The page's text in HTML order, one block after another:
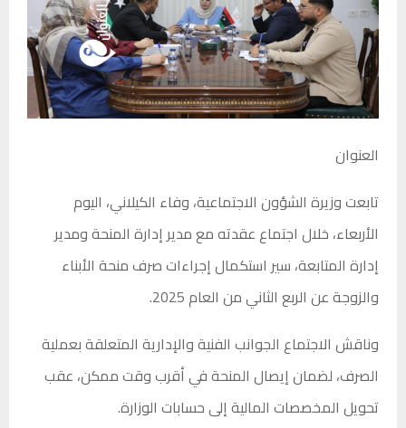
العنوان
تابعت وزيرة الشؤون الاجتماعية، وفاء الكيلاني، اليوم
الأربعاء، خلال اجتماع عقدته مع مدير إدارة المنحة ومدير
إدارة المتابعة، سير استكمال إجراءات صرف منحة الأبناء
والزوجة عن الربع الثاني من العام 2025.
وناقش الاجتماع الجوانب الفنية والإدارية المتعلقة بعملية
الصرف، لضمان إيصال المنحة في أقرب وقت ممكن، عقب
تحويل المخصصات المالية إلى حسابات الوزارة.